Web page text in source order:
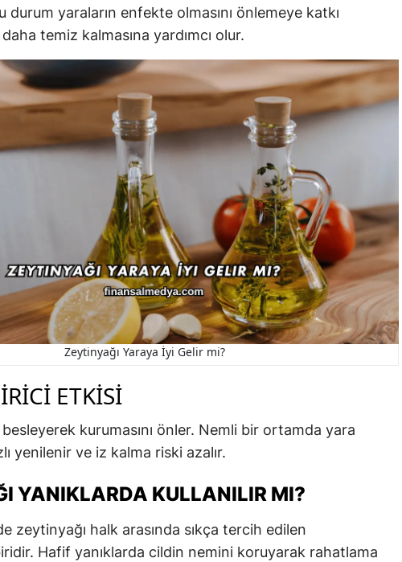
durum yaraların enfekte olmasını önlemeye katkı
temiz kalmasına yardımcı olur.
Zeytinyağı Yaraya İyi Gelir mi?
ETKISI
kurumasını önler. Nemli bir ortamda yara
yenilenir ve iz kalma riski azalır.
YANIKLARDA KULLANILIR MI?
zeytinyağı halk arasında sıkça tercih edilen
Hafif yanıklarda cildin nemini koruyarak rahatlama